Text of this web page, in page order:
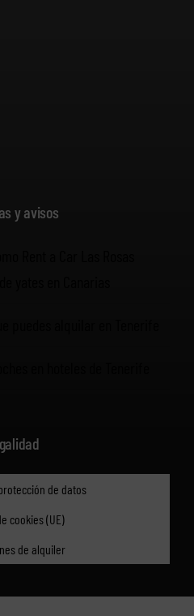
y avisos
de datos
cookies (UE)
de alquiler